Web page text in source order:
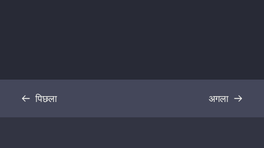
पिछला
प्रतिलिपि अगला
प्रतिलिपि